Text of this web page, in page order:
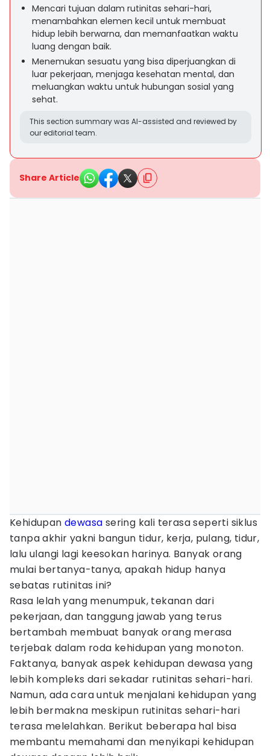
Mencari tujuan dalam rutinitas sehari-hari,
menambahkan elemen kecil untuk membuat
hidup lebih berwarna, dan memanfaatkan waktu
luang dengan baik.
Menemukan sesuatu yang bisa diperjuangkan di
luar pekerjaan, menjaga kesehatan mental, dan
meluangkan waktu untuk hubungan sosial yang
sehat.
This section summary was AI-assisted and reviewed by
our editorial team.
Share Article
Kehidupandewasa sering kali terasa seperti siklus
tanpa akhir yakni bangun tidur, kerja, pulang, tidur,
lalu ulangi lagi keesokan harinya. Banyak orang
mulai bertanya-tanya, apakah hidup hanya
sebatas rutinitas ini?
Rasa lelah yang menumpuk, tekanan dari
pekerjaan, dan tanggung jawab yang terus
bertambah membuat banyak orang merasa
terjebak dalam roda kehidupan yang monoton.
Faktanya, banyak aspek kehidupan dewasa yang
lebih kompleks dari sekadar rutinitas sehari-hari.
Namun, ada cara untuk menjalani kehidupan yang
lebih bermakna meskipun rutinitas sehari-hari
terasa melelahkan. Berikut beberapa hal bisa
membantu memahami dan menyikapi kehidupan